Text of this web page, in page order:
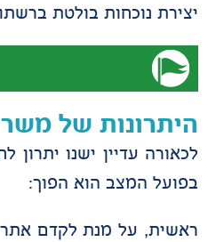
יצירת נוכחות בולטת
היתרונות של
לכאורה עדיין ישנו יתרון
בפועל המצב הוא הפוך:
ראשית, על מנת לקדם אתר